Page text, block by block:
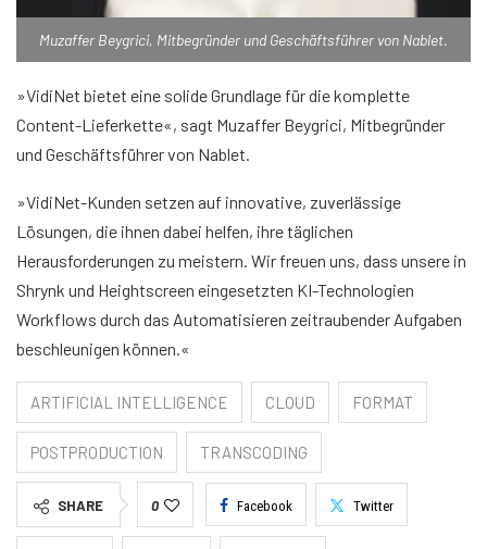
Muzaffer Beygrici, Mitbegründer und Geschäftsführer von Nablet.
»VidiNet bietet eine solide Grundlage für die komplette
Content-Lieferkette«, sagt Muzaffer Beygrici, Mitbegründer
und Geschäftsführer von Nablet.
»VidiNet-Kunden setzen auf innovative, zuverlässige
Lösungen, die ihnen dabei helfen, ihre täglichen
Herausforderungen zu meistern. Wir freuen uns, dass unsere in
Shrynk und Heightscreen eingesetzten KI-Technologien
Workflows durch das Automatisieren zeitraubender Aufgaben
beschleunigen können.«
ARTIFICIAL INTELLIGENCE CLOUD FORMAT
POSTPRODUCTION TRANSCODING
SHARE 0 Facebook Twitter